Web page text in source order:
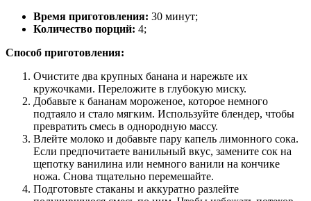
Время приготовления: 30 минут;
Количество порций: 4;
Способ приготовления:
Очистите два крупных банана и нарежьте их
кружочками. Переложите в глубокую миску.
Добавьте к бананам мороженое, которое немного
подтаяло и стало мягким. Используйте блендер, чтобы
превратить смесь в однородную массу.
Влейте молоко и добавьте пару капель лимонного сока.
Если предпочитаете ванильный вкус, замените сок на
щепотку ванилина или немного ванили на кончике
ножа. Снова тщательно перемешайте.
Подготовьте стаканы и аккуратно разлейте